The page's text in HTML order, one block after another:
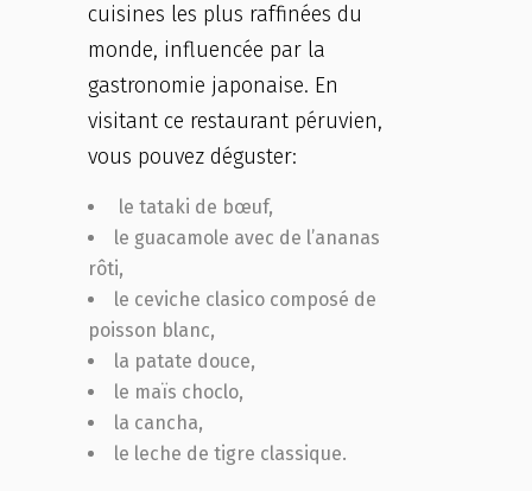
cuisines les plus raffinées du
monde, influencée par la
gastronomie japonaise. En
visitant ce restaurant péruvien,
vous pouvez déguster:
le tataki de bœuf,
le guacamole avec de l’ananas
rôti,
le ceviche clasico composé de
poisson blanc,
la patate douce,
le maïs choclo,
la cancha,
le leche de tigre classique.